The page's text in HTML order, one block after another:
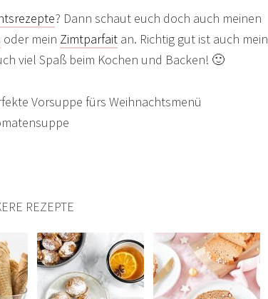
? Dann schaut euch doch auch meinen
oder mein Zimtparfait an. Richtig gut ist auch mein
viel Spaß beim Kochen und Backen! 🙂
REZEPTE